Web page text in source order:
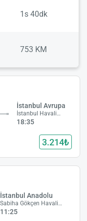
1s 40dk
753 KM
İstanbul Avrupa
İstanbul Havalimanı
18:35
3.214₺
İstanbul Anadolu
Sabiha Gökçen Havalimanı
11:25